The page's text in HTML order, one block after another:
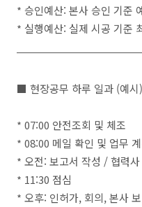
* 승인예산: 본사 승인 기준
* 실행예산: 실제 시공 기준
■ 현장공무 하루 일과 (예시)
* 07:00 안전조회 및 체조
* 08:00 메일 확인 및 업무
* 오전: 보고서 작성 / 협력
* 11:30 점심
* 오후: 인허가, 회의, 본사